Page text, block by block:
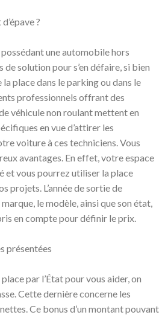
?
une automobile hors
de solution pour s’en défaire, si bien
la place dans le parking ou dans le
professionnels offrant des
véhicule non roulant mettent en
en vue d’attirer les
voiture à ces techniciens. Vous
avantages. En effet, votre espace
et vous pourrez utiliser la place
projets. L’année de sortie de
le modèle, ainsi que son état,
en compte pour définir le prix.
présentées
par l’État pour vous aider, on
Cette dernière concerne les
Ce bonus d’un montant pouvant